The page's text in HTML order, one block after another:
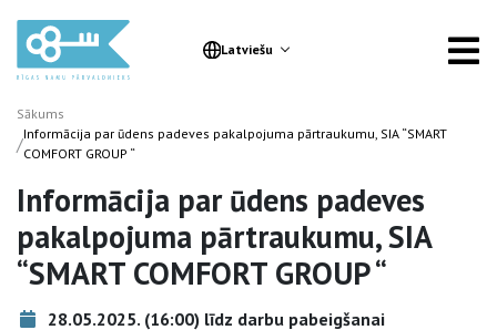
Latviešu
Sākums
/Informācija par ūdens padeves pakalpojuma pārtraukumu, SIA “SMART
COMFORT GROUP “
Informācija par ūdens padeves
pakalpojuma pārtraukumu, SIA
“SMART COMFORT GROUP “
28.05.2025. (16:00) līdz darbu pabeigšanai